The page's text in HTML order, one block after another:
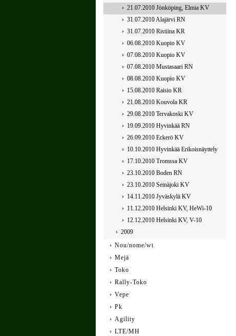
21.07.2010 Jönköping, Elmia KV
31.07.2010 Alajärvi RN
31.07.2010 Ristiina KR
06.08.2010 Kuopio KV
07.08.2010 Kuopio KV
07.08.2010 Mustasaari RN
08.08.2010 Kuopio KV
15.08.2010 Raisio KR
21.08.2010 Kouvola KR
29.08.2010 Tervakoski KV
19.09.2010 Hyvinkää RN
26.09.2010 Eckerö KV
10.10.2010 Hyvinkää Erikoisnäyttely
17.10.2010 Tromssa KV
23.10.2010 Boden RN
23.10.2010 Seinäjoki KV
14.11.2010 Jyväskylä KV
11.12.2010 Helsinki KV, HeWi-10
12.12.2010 Helsinki KV, V-10
2009
Nou/nome/wt
Mejä
Toko
Rally-Toko
Vepe
Pk
Agility
LTE/MH